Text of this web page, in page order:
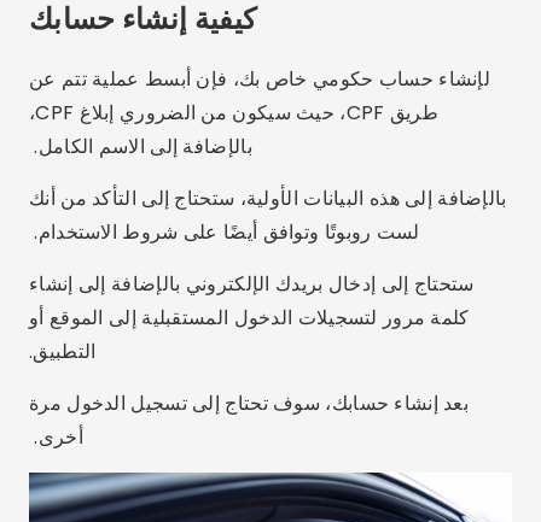
كلمة مرور لتسجيلات الدخول المستقبلية إلى الموقع أو
بعد إنشاء حسابك، سوف تحتاج إلى تسجيل الدخول مرة
أخرى.